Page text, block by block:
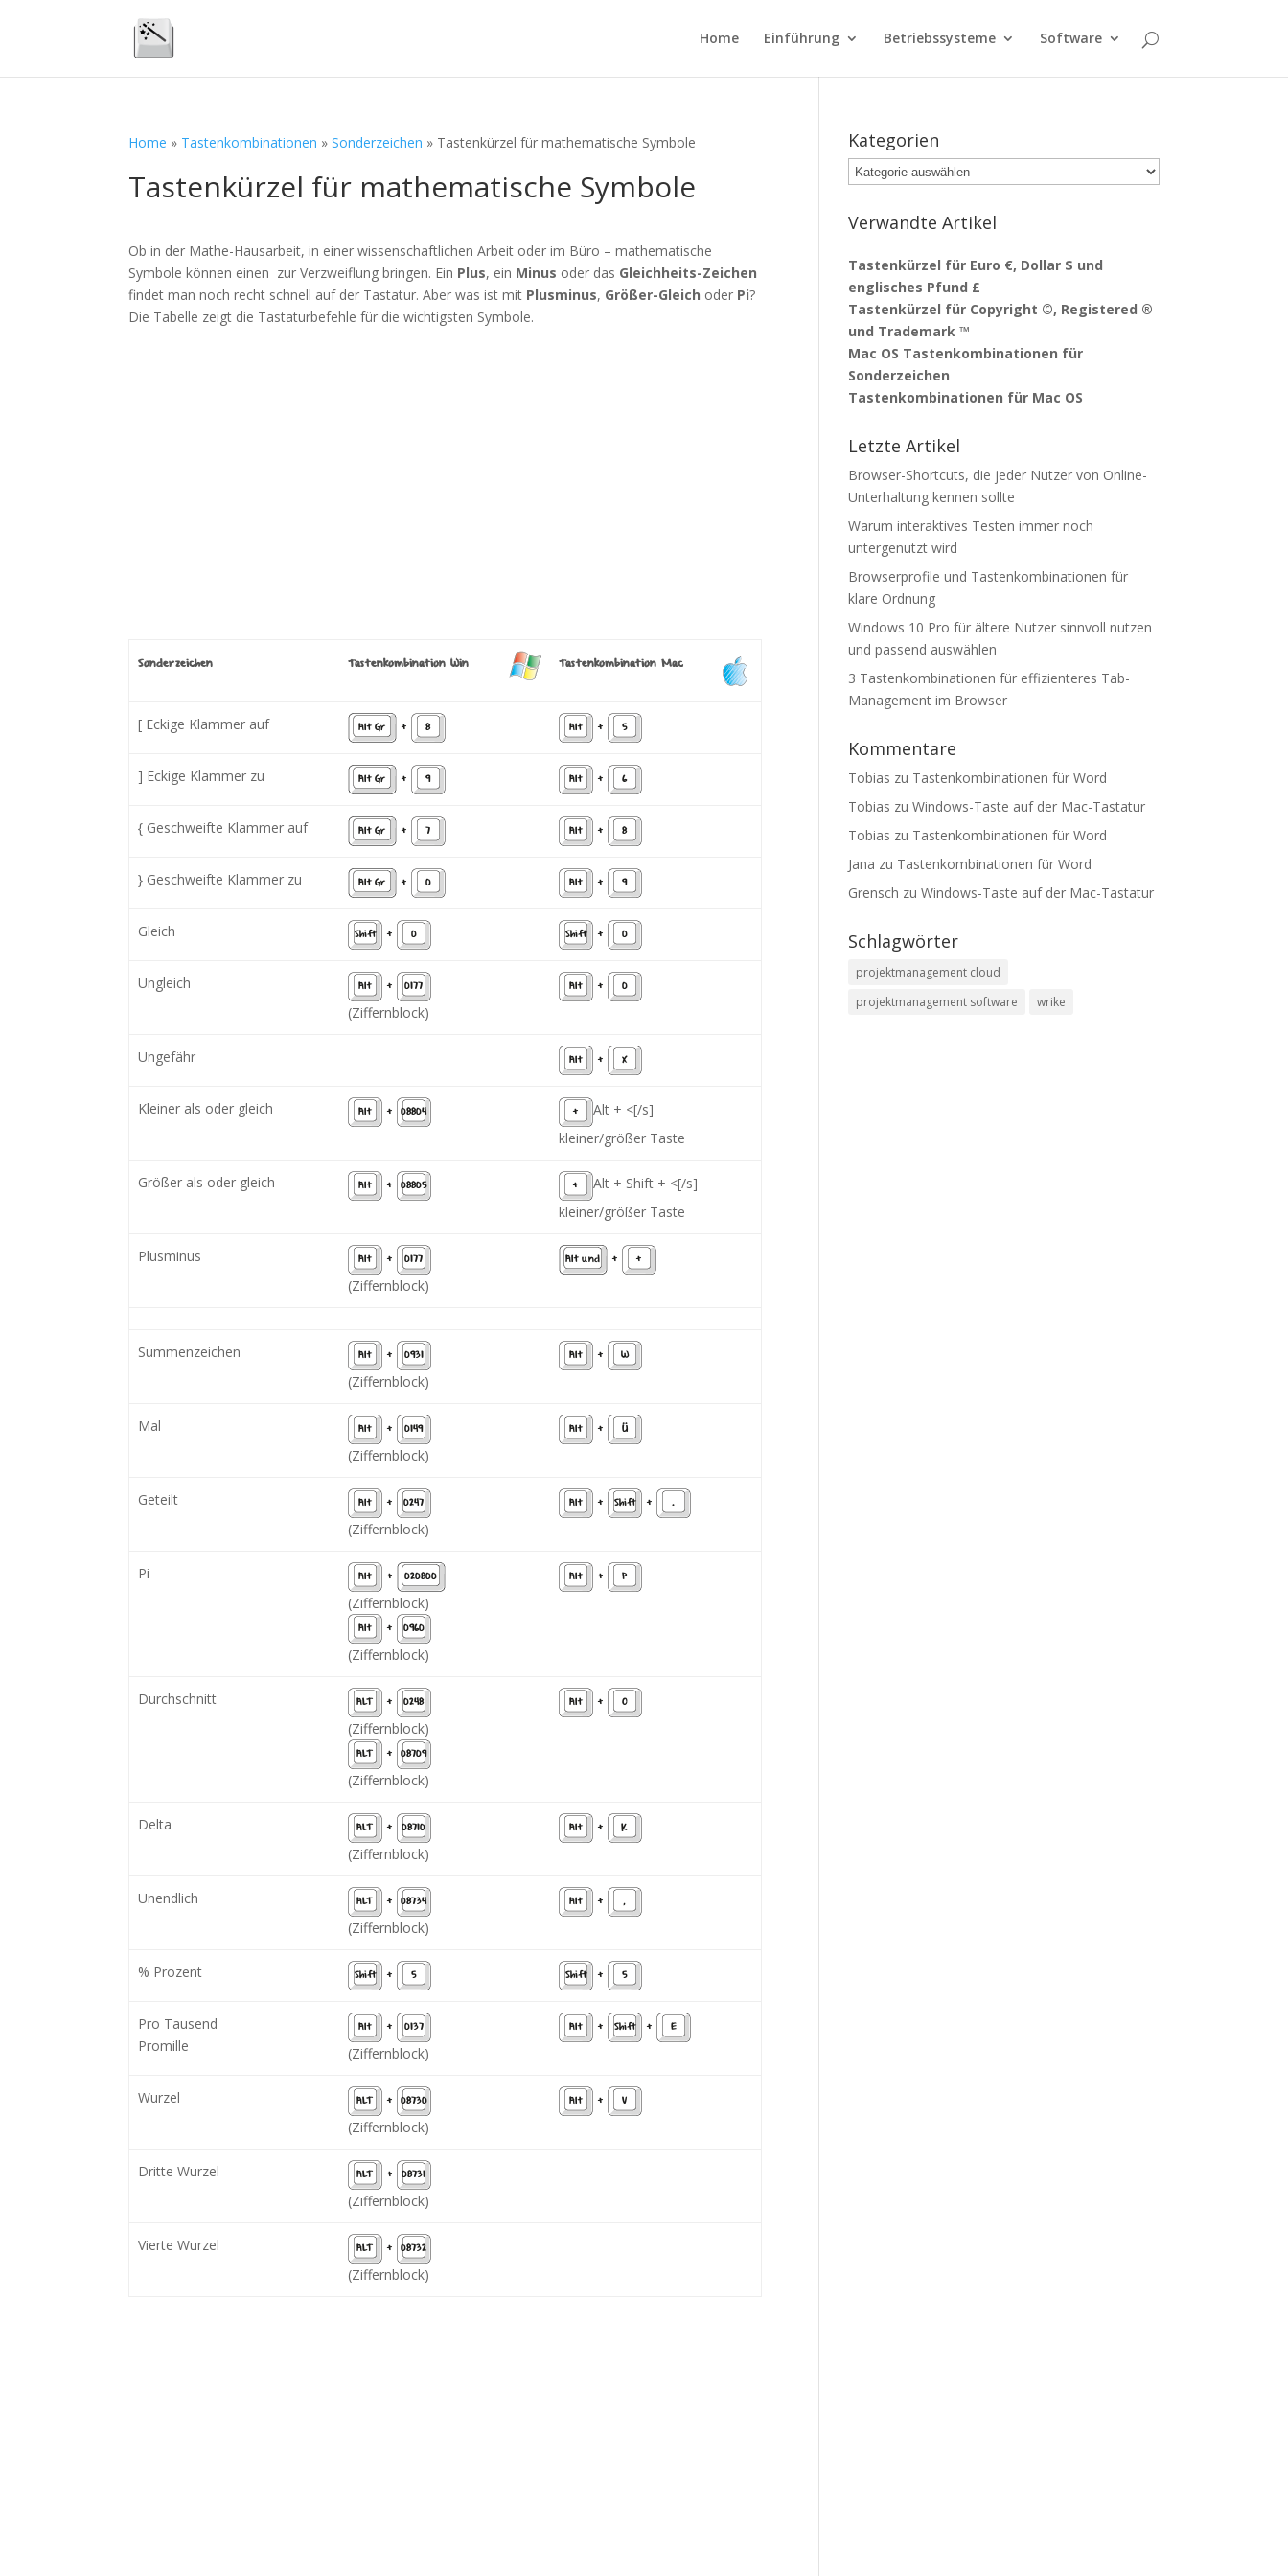
Home Einführung Betriebssysteme Software
Home » Tastenkombinationen »Sonderzeichen » Tastenkürzel für mathematische Symbole
Tastenkürzel für mathematische Symbole
Ob in der Mathe-Hausarbeit, in einer wissenschaftlichen Arbeit oder im Büro – mathematische
Symbole können einen zur Verzweiflung bringen. Ein Plus, ein Minus oder das Gleichheits-Zeichen
findet man noch recht schnell auf der Tastatur. Aber was ist mit Plusminus, Größer-Gleich oder Pi?
Die Tabelle zeigt die Tastaturbefehle für die wichtigsten Symbole.
Sonderzeichen Tastenkombination Win Tastenkombination Mac
[ Eckige Klammer auf Alt Gr + 8 Alt + 5
] Eckige Klammer zu Alt Gr + 9 Alt + 6
{ Geschweifte Klammer auf Alt Gr + 7 Alt + 8
} Geschweifte Klammer zu Alt Gr + 0 Alt + 9
Gleich Shift + 0 Shift + 0
Ungleich Alt + 0177
(Ziffernblock)
Alt + 0
Ungefähr Alt + X
Kleiner als oder gleich Alt + 08804 +
Alt + <[/s]
kleiner/größer Taste
Größer als oder gleich Alt + 08805 +
Alt + Shift + <[/s]
kleiner/größer Taste
Plusminus Alt + 0177
(Ziffernblock)
Alt und + +
Summenzeichen Alt + 0931
(Ziffernblock)
Alt + W
Mal Alt + 0149
(Ziffernblock)
Alt + Ü
Geteilt Alt + 0247
(Ziffernblock)
Alt + Shift + .
Pi Alt + 020800
(Ziffernblock)
Alt + 0960
(Ziffernblock)
Alt + P
Durchschnitt ALT + 0248
(Ziffernblock)
ALT + 08709
(Ziffernblock)
Alt + O
Delta ALT + 08710
(Ziffernblock)
Alt + K
Unendlich ALT + 08734
(Ziffernblock)
Alt + ,
% Prozent Shift + 5 Shift + 5
Pro Tausend
Promille
Alt + 0137
(Ziffernblock)
Alt + Shift + E
Wurzel ALT + 08730
(Ziffernblock)
Alt + V
Dritte Wurzel ALT + 08731
(Ziffernblock)
Vierte Wurzel ALT + 08732
(Ziffernblock)
Kategorien
Kategorien
Verwandte Artikel
Tastenkürzel für Euro €, Dollar $ und
englisches Pfund £
Tastenkürzel für Copyright ©, Registered ®
und Trademark ™
Mac OS Tastenkombinationen für
Sonderzeichen
Tastenkombinationen für Mac OS
Letzte Artikel
Browser-Shortcuts, die jeder Nutzer von Online-
Unterhaltung kennen sollte
Warum interaktives Testen immer noch
untergenutzt wird
Browserprofile und Tastenkombinationen für
klare Ordnung
Windows 10 Pro für ältere Nutzer sinnvoll nutzen
und passend auswählen
3 Tastenkombinationen für effizienteres Tab-
Management im Browser
Kommentare
Tobias zu Tastenkombinationen für Word
Tobias zu Windows-Taste auf der Mac-Tastatur
Tobias zu Tastenkombinationen für Word
Jana zu Tastenkombinationen für Word
Grensch zu Windows-Taste auf der Mac-Tastatur
Schlagwörter
projektmanagement cloud
projektmanagement software
wrike